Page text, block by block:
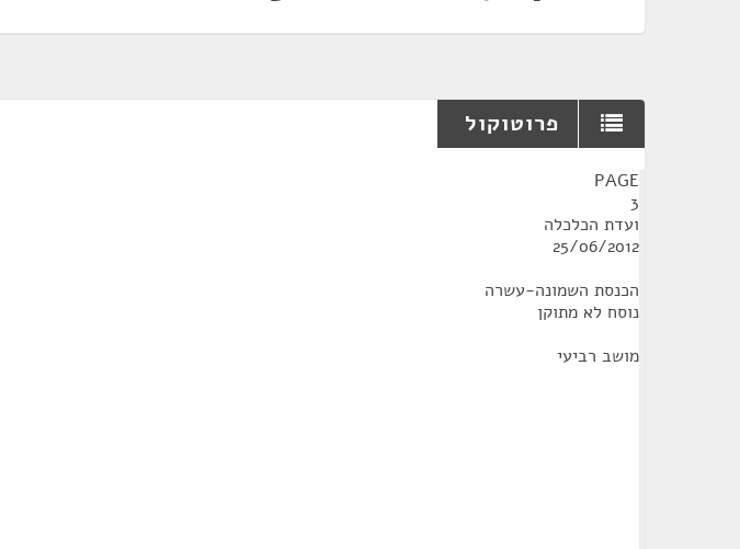
פרוטוקול
PAGE
3
ועדת הכלכלה
25/06/2012
הכנסת השמונה-עשרה
נוסח לא מתוקן
מושב רביעי